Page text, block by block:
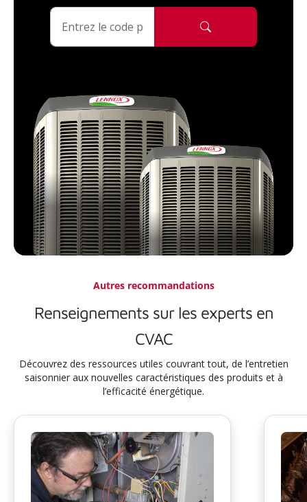
Autres recommandations
Renseignements sur les experts en
CVAC
Découvrez des ressources utiles couvrant tout, de l’entretien
saisonnier aux nouvelles caractéristiques des produits et à
l’efficacité énergétique.